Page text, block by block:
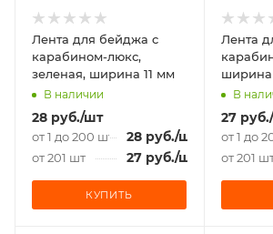
Лента для бейджа c
карабином-люкс,
зеленая, ширина 11 мм
В наличии
28 руб./шт
от 1 до 200 шт 28 руб./шт
от 201 шт 27 руб./шт
КУПИТЬ
Лента
ширина
В
27руб.
от 1 до
от 201